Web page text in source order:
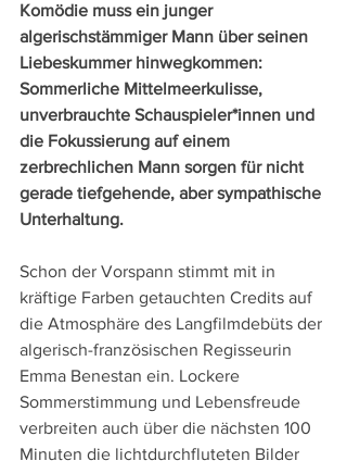
Komödie muss ein junger
algerischstämmiger Mann über seinen
Liebeskummer hinwegkommen:
Sommerliche Mittelmeerkulisse,
unverbrauchte Schauspieler*innen und
die Fokussierung auf einem
zerbrechlichen Mann sorgen für nicht
gerade tiefgehende, aber sympathische
Unterhaltung.
Schon der Vorspann stimmt mit in
kräftige Farben getauchten Credits auf
die Atmosphäre des Langfilmdebüts der
algerisch-französischen Regisseurin
Emma Benestan ein. Lockere
Sommerstimmung und Lebensfreude
verbreiten auch über die nächsten 100
Minuten die lichtdurchfluteten Bilder